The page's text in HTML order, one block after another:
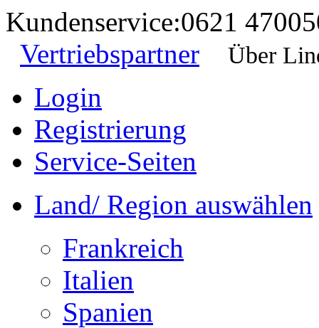
Kundenservice:0621
Vertriebspartner
Über
Login
Registrierung
Service-Seiten
Land/ Region auswählen
Frankreich
Italien
Spanien